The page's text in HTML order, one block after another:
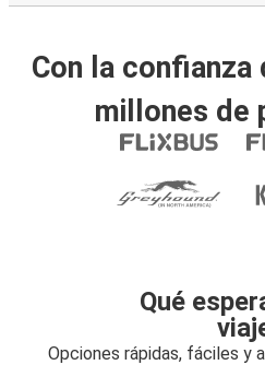
Con la confianza
millones de
Qué
Opciones rápidas, fáciles y